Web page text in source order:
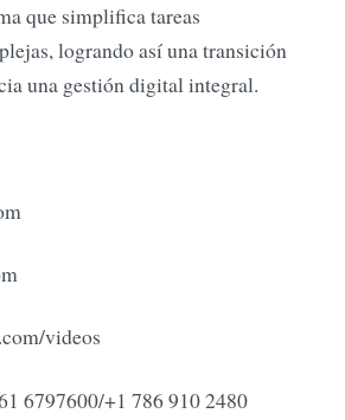
que simplifica tareas
logrando así una transición
una gestión digital integral.
videos
6797600/+1 786 910 2480